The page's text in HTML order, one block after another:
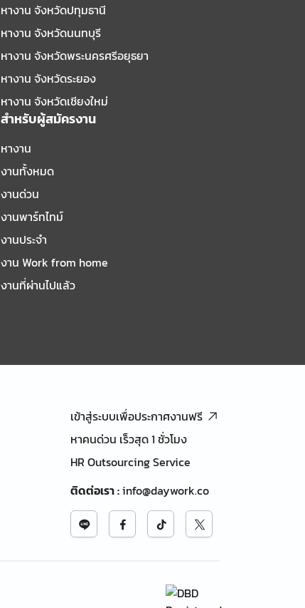
หางาน จังหวัดปทุมธานี
หางาน จังหวัดนนทบุรี
หางาน จังหวัดพระนครศรีอยุธยา
หางาน จังหวัดระยอง
หางาน จังหวัดเชียงใหม่
สำหรับผู้สมัครงาน
หางาน
งานทั้งหมด
งานด่วน
งานพาร์ทไทม์
งานประจำ
งาน Work from home
งานที่ผ่านไปแล้ว
เข้าสู่ระบบเพื่อประกาศงานฟรี
หาคนด่วน เร็วสุด 1 ชั่วโมง
HR Outsourcing Service
ติดต่อเรา:info@daywork.co